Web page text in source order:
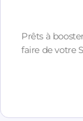
Prêts à
faire de votre